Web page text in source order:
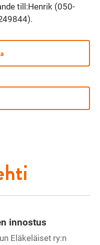
till:Henrik (050-
innostus
Eläkeläiset ry:n